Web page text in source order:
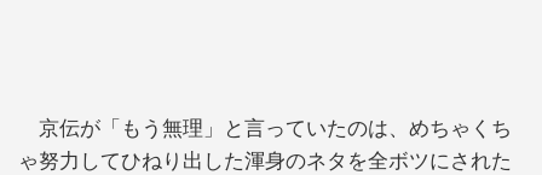
京伝が「もう無理」と言っていたのは、めちゃくち
ゃ努力してひねり出した渾身のネタを全ボツにされた